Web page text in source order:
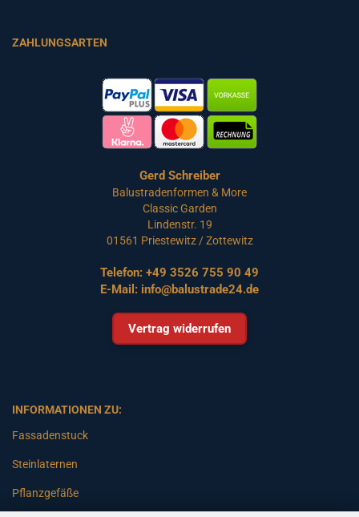
ZAHLUNGSARTEN
Gerd Schreiber
Balustradenformen & More
Classic Garden
Lindenstr. 19
01561 Priestewitz / Zottewitz
Telefon: +49 3526 755 90 49
E-Mail: info@balustrade24.de
Vertrag widerrufen
INFORMATIONEN ZU:
Fassadenstuck
Steinlaternen
Pflanzgefäße